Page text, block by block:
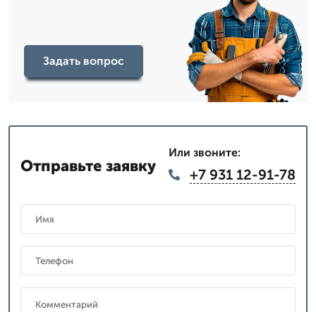
Задать вопрос
Отправьте заявку
Или звоните:
+7 931 12-91-78